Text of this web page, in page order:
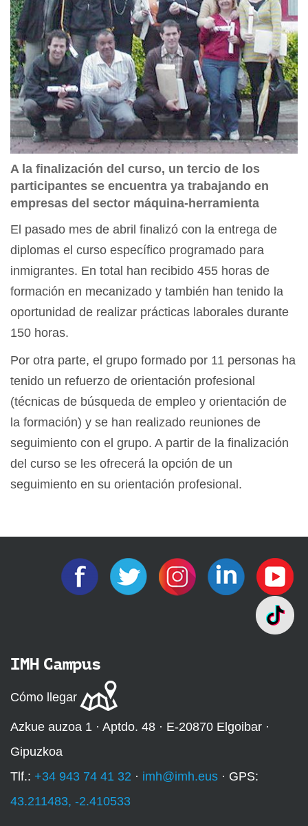
A la finalización del curso, un tercio de los
participantes se encuentra ya trabajando en
empresas del sector máquina-herramienta
El pasado mes de abril finalizó con la entrega de
diplomas el curso específico programado para
inmigrantes. En total han recibido 455 horas de
formación en mecanizado y también han tenido la
oportunidad de realizar prácticas laborales durante
150 horas.
Por otra parte, el grupo formado por 11 personas ha
tenido un refuerzo de orientación profesional
(técnicas de búsqueda de empleo y orientación de
la formación) y se han realizado reuniones de
seguimiento con el grupo. A partir de la finalización
del curso se les ofrecerá la opción de un
seguimiento en su orientación profesional.
IMH Campus
Cómo llegar
Azkue auzoa 1 · Aptdo. 48 · E-20870 Elgoibar ·
Gipuzkoa
Tlf.: +34 943 74 41 32 · imh@imh.eus · GPS:
43.211483, -2.410533